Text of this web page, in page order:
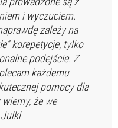
i wyczuciem.
zależy na
korepetycje, tylko
podejście. Z
każdemu
pomocy dla
że we
Julki